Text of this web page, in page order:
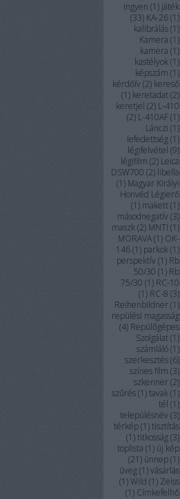
ingyen (1 ) játék
(33) KA-26 (1 )
kalibrálás (1 )
Kamera (1 )
kamera (1 )
kastélyok (1 )
képszám (1 )
kérdőív (2) kereső
(1 ) keretadat (2)
keretjel (2) L-410
(2) L-410AF (1 )
Lánczi (1 )
lefedettség (1 )
légifelvétel (9)
légifilm (2) Leica
DSW700 (2) libella
(1 ) Magyar Királyi
Honvéd Légierő
(1 ) makett (1 )
másodnegatív (3)
maszk (2) MNTI (1 )
MORAVA (1 ) OK-
146 (1 ) parkok (1 )
perspektív (1 ) Rb
50/30 (1 ) Rb
75/30 (1 ) RC-10
(1 ) RC-8 (3)
Reihenbildner (1 )
repülési magasság
(4) Repülőgépes
Szolgálat (1 )
számláló (1 )
szerkesztés (6)
színes film (3)
szkenner (2)
szűrés (1 ) tavak (1 )
tél (1 )
településnév (3)
térkép (1 ) tisztítás
(1 ) titkosság (3)
toplista (1 ) új kép
(21 ) ünnep (1 )
üveg (1 ) vásárlás
(1 ) Wild (1 ) Zeiss
(1 ) Címkefelhő